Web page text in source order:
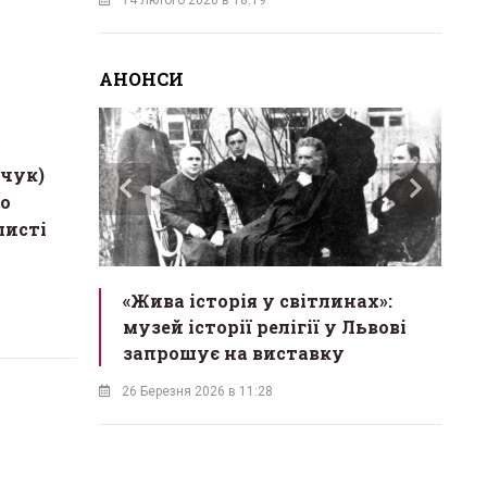
АНОНСИ
«Жива історія у світлинах»:
музей історії релігії у Львові
запрошує на виставку
26 Березня 2026 в 11:28